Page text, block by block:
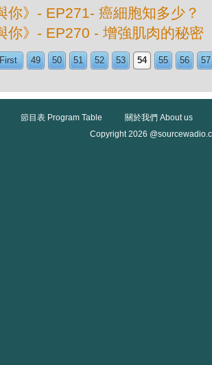
你》- EP271- 癌細胞知多少？
你》- EP270 - 增強肌肉的秘密
First 49 50 51 52 53 54 55 56 57
節目表 Program Table
關於我們 About us
Copyright 2026